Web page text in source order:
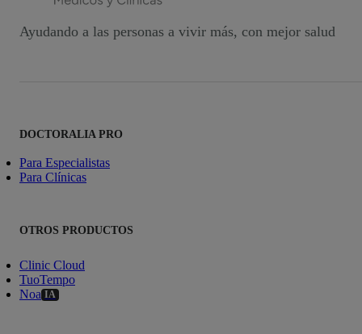
Ayudando a las personas a vivir más, con mejor salud
DOCTORALIA PRO
Para Especialistas
Para Clínicas
OTROS PRODUCTOS
Clinic Cloud
TuoTempo
Noa IA